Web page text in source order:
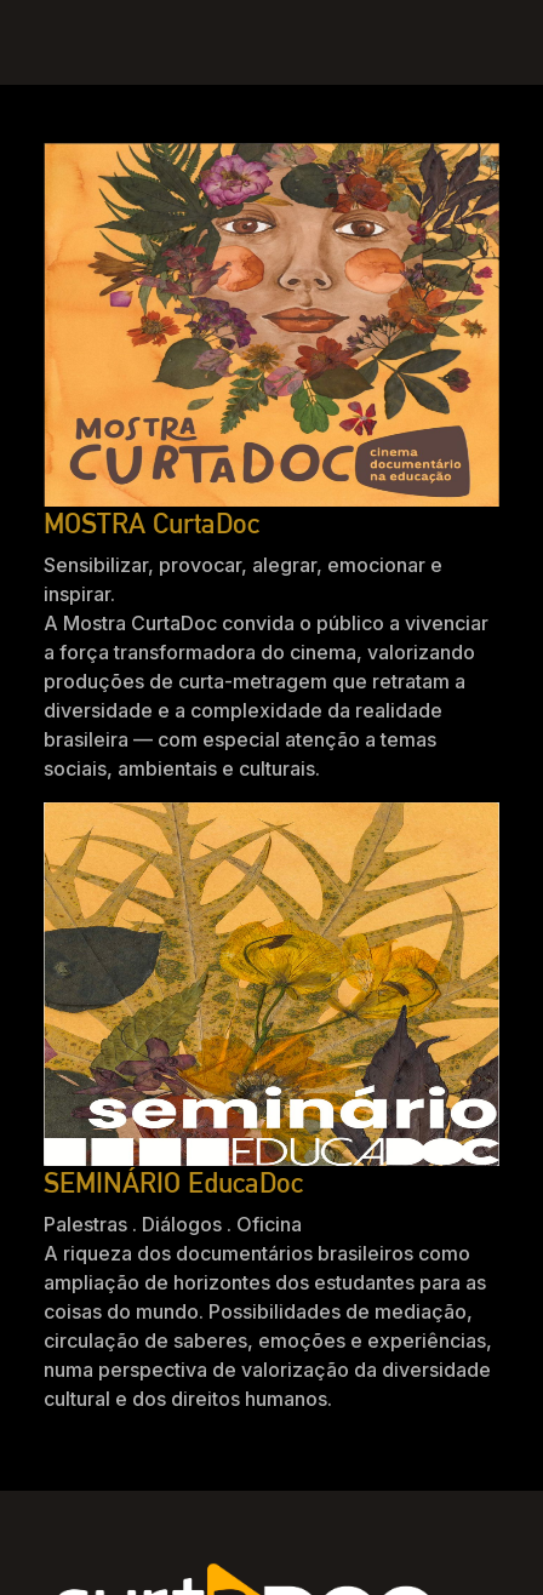
MOSTRA CurtaDoc
Sensibilizar, provocar, alegrar, emocionar e
inspirar.
A Mostra CurtaDoc convida o público a vivenciar
a força transformadora do cinema, valorizando
produções de curta-metragem que retratam a
diversidade e a complexidade da realidade
brasileira — com especial atenção a temas
sociais, ambientais e culturais.
SEMINÁRIO EducaDoc
Palestras . Diálogos . Oficina
A riqueza dos documentários brasileiros como
ampliação de horizontes dos estudantes para as
coisas do mundo. Possibilidades de mediação,
circulação de saberes, emoções e experiências,
numa perspectiva de valorização da diversidade
cultural e dos direitos humanos.